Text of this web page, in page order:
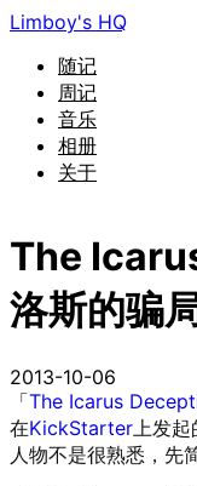
Limboy's HQ
随记
周记
音乐
相册
关于
The
洛斯的骗
2013-10-06
「The Icarus
在KickStarter 上发
人物不是很熟悉，先